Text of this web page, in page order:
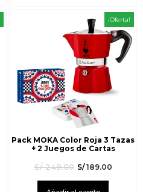
¡Oferta!
Pack MOKA Color Roja 3 Tazas
+ 2 Juegos de Cartas
S/249.00 S/189.00